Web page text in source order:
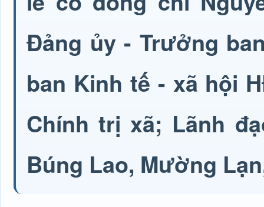
Đảng ủy - Trưởng
ban Kinh tế - xã hội
Chính trị xã; Lãnh
Búng Lao, Mường